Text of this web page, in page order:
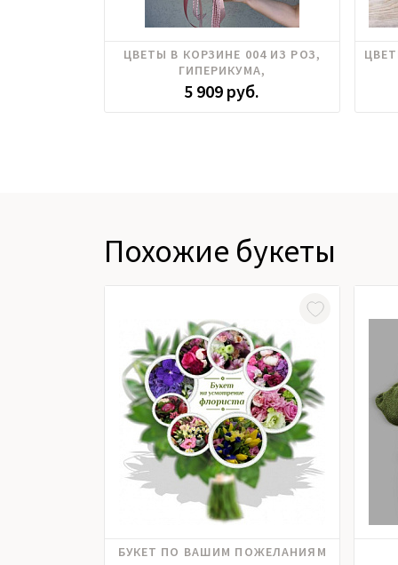
Пионовидные розы, Ранункулюс,
Эустома
ЦВЕТЫ В КОРЗИНЕ 004 ИЗ РОЗ,
ГИПЕРИКУМА,
ЭУСТОМЫ,РАНУНКУЛЮСА
5 909 руб.
Похожие букеты
Альстромерия, Гвоздика, Гербера,
БУКЕТ ПО ВАШИМ ПОЖЕЛАНИЯМ